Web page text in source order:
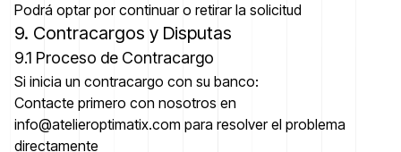
Podrá optar por continuar o retirar la solicitud
9. Contracargos y Disputas
9.1 Proceso de Contracargo
Si inicia un contracargo con su banco:
Contacte primero con nosotros en
info@atelieroptimatix.com para resolver el problema
directamente